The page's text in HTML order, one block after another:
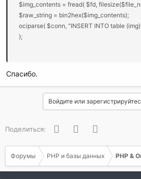
$img_contents = fread( $fd,
$raw_string = bin2hex($img_contents);
ociparse( $conn, "INSERT INTO table
);
Спасибо.
Войдите или
Поделиться: FacebookTwitter
Форумы PHP и базы данных PHP &